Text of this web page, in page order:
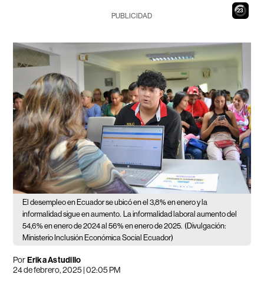
22
PUBLICIDAD
El desempleo en Ecuador se ubicó en el 3,8% en enero y la
informalidad sigue en aumento.
La informalidad laboral aumento del
54,6% en enero de 2024 al 56% en enero de 2025. (Divulgación:
Ministerio Inclusión Económica Social Ecuador)
PorErika Astudillo
24 de febrero, 2025 | 02:05 PM